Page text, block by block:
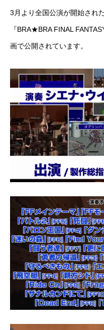
3月より全国公演が開始され
『BRA★BRA FINAL
画で公開されています。